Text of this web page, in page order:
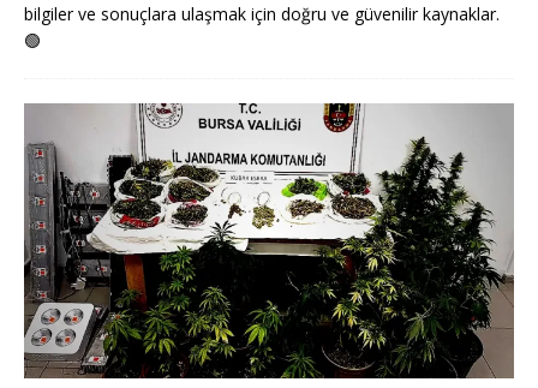
bilgiler ve sonuçlara ulaşmak için doğru ve güvenilir kaynaklar.
🟢